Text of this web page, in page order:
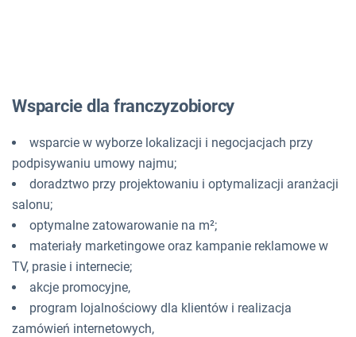
Wsparcie dla franczyzobiorcy
wsparcie w wyborze lokalizacji i negocjacjach przy
podpisywaniu umowy najmu;
doradztwo przy projektowaniu i optymalizacji aranżacji
salonu;
optymalne zatowarowanie na m²;
materiały marketingowe oraz kampanie reklamowe w
TV, prasie i internecie;
akcje promocyjne,
program lojalnościowy dla klientów i realizacja
zamówień internetowych,